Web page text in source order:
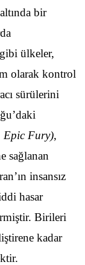
bir
ülkeler,
olarak kontrol
sürülerini
Epic Fury),
sağlanan
insansız
hasar
Birileri
kadar